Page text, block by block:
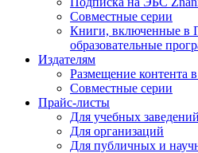
Совместные серии
Книги, включенные в
образовательные
Издателям
Размещение контента
Совместные серии
Прайс-листы
Для учебных
Для организаций
Для публичных и